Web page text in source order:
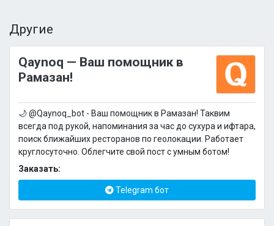
Другие
Qaynoq — Ваш помощник в
Рамазан!
🌙 @Qaynoq_bot - Ваш помощник в Рамазан! Таквим
всегда под рукой, напоминания за час до сухура и ифтара,
поиск ближайших ресторанов по геолокации. Работает
круглосуточно. Облегчите свой пост с умным ботом!
Заказать:
Telegram бот